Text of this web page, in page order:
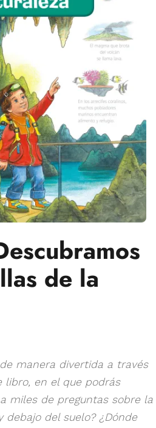
de la
manera divertida a través
libro, en el que podrás
miles de preguntas sobre la
debajo del suelo? ¿Dónde